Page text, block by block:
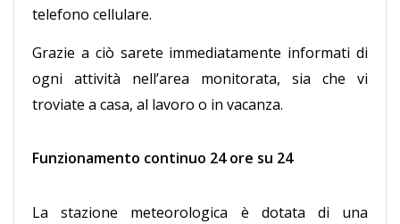
telefono cellulare.
Grazie a ciò sarete immediatamente informati di
ogni attività nell’area monitorata, sia che vi
troviate a casa, al lavoro o in vacanza.
Funzionamento continuo 24 ore su 24
La stazione meteorologica è dotata di una